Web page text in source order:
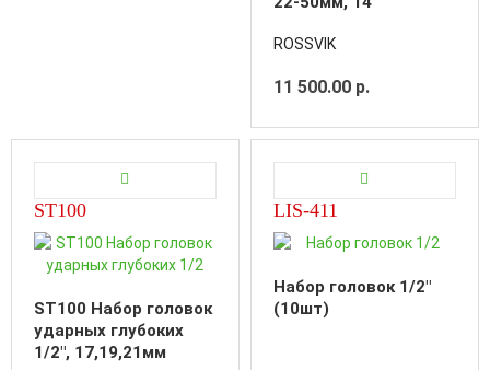
ROSSVIK
11 500.00 р.
ST100
ST100 Набор головок
ударных глубоких
1/2", 17,19,21мм
LIS-411
Набор головок 1/2"
(10шт)